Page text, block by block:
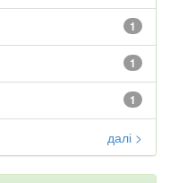
1
1
1
далі >